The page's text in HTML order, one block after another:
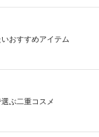
おすすめアイテム
ぶ二重コスメ